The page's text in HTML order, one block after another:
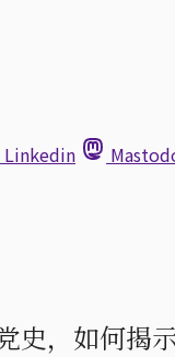
Linkedin
，如何揭示